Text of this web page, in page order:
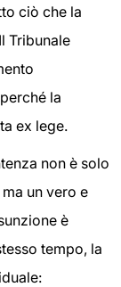
ciò che la
Tribunale
la
ex lege.
non è solo
un vero e
è
tempo, la